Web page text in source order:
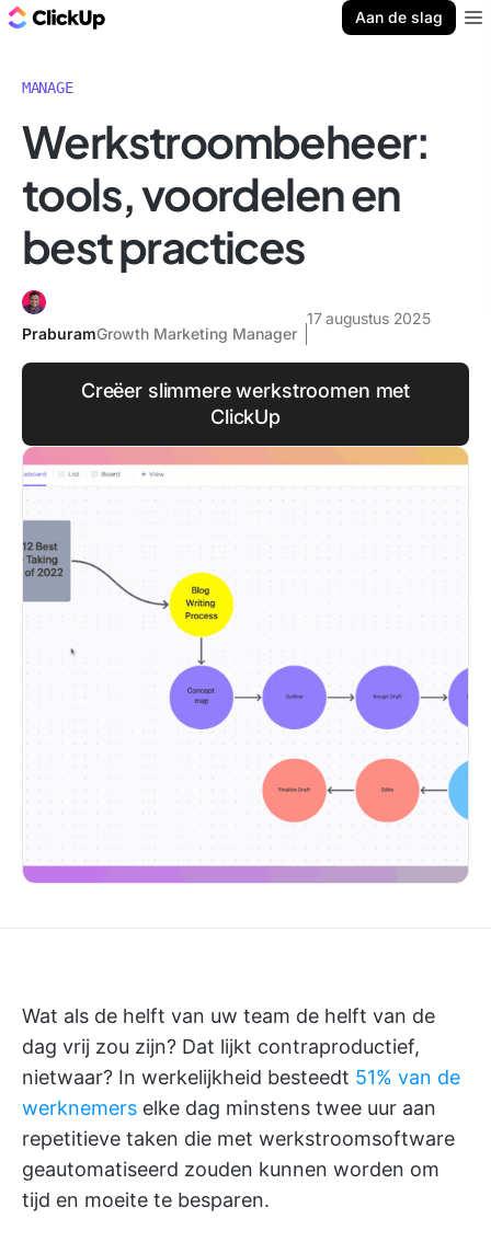
Aan de slag
MANAGE
Werkstroombeheer:
tools, voordelen en
best practices
PraburamGrowth Marketing Manager
17 augustus 2025
Creëer slimmere werkstroomen met
ClickUp
Wat als de helft van uw team de helft van de
dag vrij zou zijn? Dat lijkt contraproductief,
nietwaar? In werkelijkheid besteedt 51% van de
werknemers elke dag minstens twee uur aan
repetitieve taken die met werkstroomsoftware
geautomatiseerd zouden kunnen worden om
tijd en moeite te besparen.